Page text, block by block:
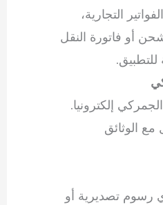
التجارية،
أو فاتورة النقل
إلكترونيا.
الوثائق
رسوم تصديرية أو